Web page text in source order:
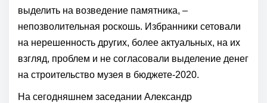
выделить на возведение памятника, –
непозволительная роскошь. Избранники сетовали
на нерешенность других, более актуальных, на их
взгляд, проблем и не согласовали выделение денег
на строительство музея в бюджете-2020.
На сегодняшнем заседании Александр